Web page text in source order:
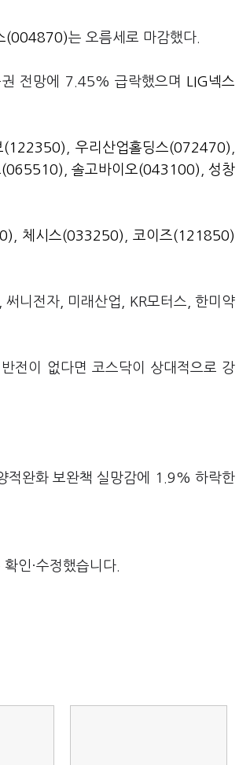
(004870)는 오름세로 마감했다.
전망에 7.45% 급락했으며
LIG넥스
(122350) ,우리산업홀딩스(072470)
(065510) 솔고바이오(043100)
성창
체시스(033250)
코이즈(121850)
니전자, 미래산업, KR모터스, 한미약
전이 없다면 코스닥이 상대적으로 강
적완화 보완책 실망감에 1.9% 하락한
인·수정했습니다.